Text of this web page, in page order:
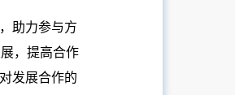
助力参与方
，提高合作
发展合作的